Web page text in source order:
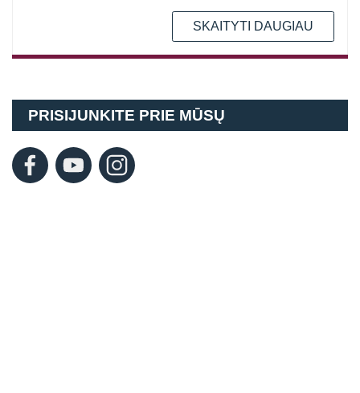
SKAITYTI DAUGIAU
PRISIJUNKITE PRIE MŪSŲ